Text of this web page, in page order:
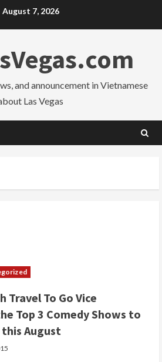
August 7, 2026
and announcement in Vietnamese
Las Vegas
Travel To Go Vice
Top 3 Comedy Shows to
this August